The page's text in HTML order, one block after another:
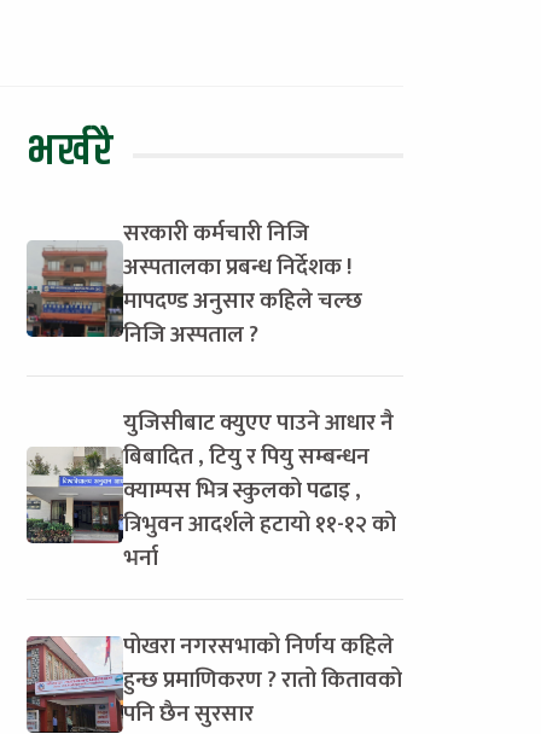
भर्खरै
सरकारी कर्मचारी निजि
अस्पतालका प्रबन्ध निर्देशक !
मापदण्ड अनुसार कहिले चल्छ
निजि अस्पताल ?
युजिसीबाट क्युएए पाउने आधार नै
बिबादित , टियु र पियु सम्बन्धन
क्याम्पस भित्र स्कुलको पढाइ ,
त्रिभुवन आदर्शले हटायो ११-१२ को
भर्ना
पोखरा नगरसभाको निर्णय कहिले
हुन्छ प्रमाणिकरण ? रातो कितावको
पनि छैन सुरसार